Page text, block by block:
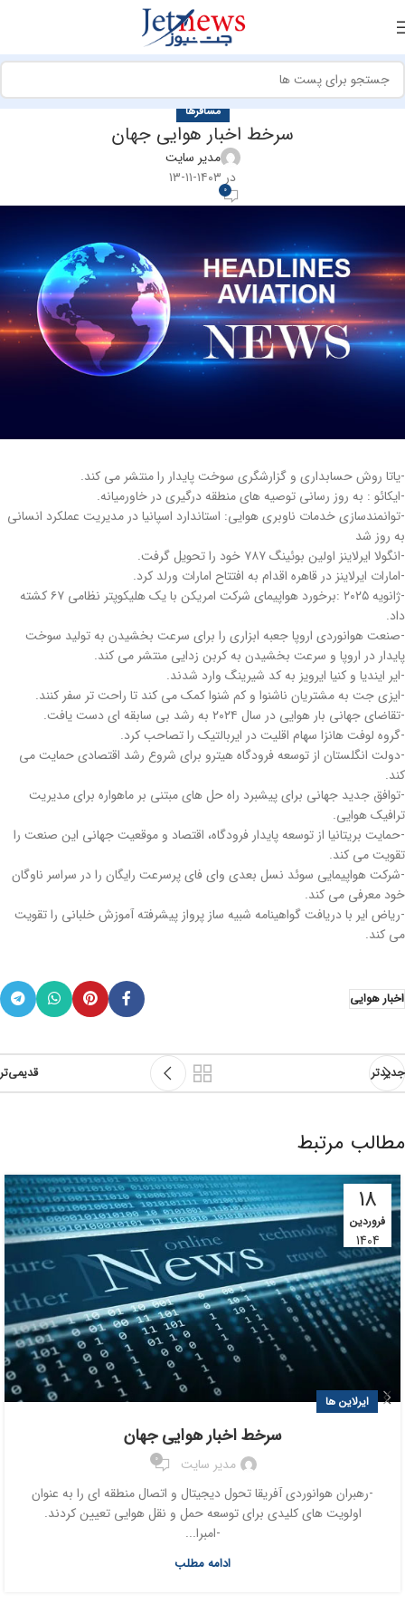
مسافرها
سرخط اخبار هوایی جهان
مدیر سایت
در ۱۴۰۳-۱۱-۱۳
0
-یاتا روش حسابداری و گزارشگری سوخت پایدار را منتشر می کند.
-ایکائو : به روز رسانی توصیه های منطقه درگیری در خاورمیانه.
-توانمندسازی خدمات ناوبری هوایی: استاندارد اسپانیا در مدیریت عملکرد انسانی
به روز شد
-انگولا ایرلاینز اولین بوئینگ ۷۸۷ خود را تحویل گرفت.
-امارات ایرلاینز در قاهره اقدام به افتتاح امارات ورلد کرد.
-ژانویه ۲۰۲۵ :برخورد هواپیمای شرکت امریکن با یک هلیکوپتر نظامی ۶۷ کشته
داد.
-صنعت هوانوردی اروپا جعبه ابزاری را برای سرعت بخشیدن به تولید سوخت
پایدار در اروپا و سرعت بخشیدن به کربن زدایی منتشر می کند.
-ایر ایندیا و کنیا ایرویز به کد شیرینگ وارد شدند.
-ایزی جت به مشتریان ناشنوا و کم شنوا کمک می کند تا راحت تر سفر کنند.
-تقاضای جهانی بار هوایی در سال ۲۰۲۴ به رشد بی سابقه ای دست یافت.
-گروه لوفت هانزا سهام اقلیت در ایربالتیک را تصاحب کرد.
-دولت انگلستان از توسعه فرودگاه هیترو برای شروع رشد اقتصادی حمایت می
کند.
-توافق جدید جهانی برای پیشبرد راه حل های مبتنی بر ماهواره برای مدیریت
ترافیک هوایی.
-حمایت بریتانیا از توسعه پایدار فرودگاه، اقتصاد و موقعیت جهانی این صنعت را
تقویت می کند.
-شرکت هواپیمایی سوئد نسل بعدی وای فای پرسرعت رایگان را در سراسر ناوگان
خود معرفی می کند.
-ریاض ایر با دریافت گواهینامه شبیه ساز پرواز پیشرفته آموزش خلبانی را تقویت
می کند.
اخبار هوایی
جدیدتر قدیمی‌تر
مطالب مرتبط
18
فروردین
1404
ایرلاین ها
سرخط اخبار هوایی جهان
مدیر سایت 0
-رهبران هوانوردی آفریقا تحول دیجیتال و اتصال منطقه ای را به عنوان
اولویت های کلیدی برای توسعه حمل و نقل هوایی تعیین کردند.
-امبرا...
ادامه مطلب